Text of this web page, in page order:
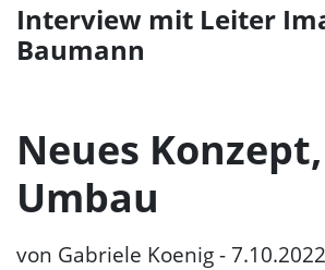
Interview mit Leiter
Baumann
Neues
Umbau
von Gabriele Koenig - 7.10.2022